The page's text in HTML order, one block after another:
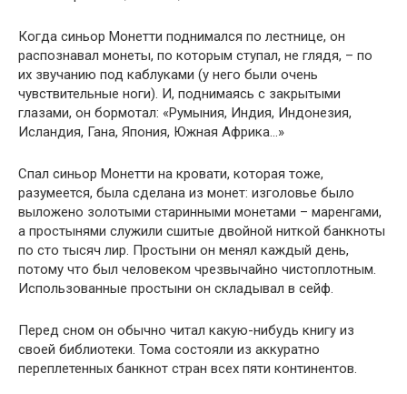
Когда синьор Монетти поднимался по лестнице, он
распознавал монеты, по которым ступал, не глядя, – по
их звучанию под каблуками (у него были очень
чувствительные ноги). И, поднимаясь с закрытыми
глазами, он бормотал: «Румыния, Индия, Индонезия,
Исландия, Гана, Япония, Южная Африка…»
Спал синьор Монетти на кровати, которая тоже,
разумеется, была сделана из монет: изголовье было
выложено золотыми старинными монетами – маренгами,
а простынями служили сшитые двойной ниткой банкноты
по сто тысяч лир. Простыни он менял каждый день,
потому что был человеком чрезвычайно чистоплотным.
Использованные простыни он складывал в сейф.
Перед сном он обычно читал какую-нибудь книгу из
своей библиотеки. Тома состояли из аккуратно
переплетенных банкнот стран всех пяти континентов.